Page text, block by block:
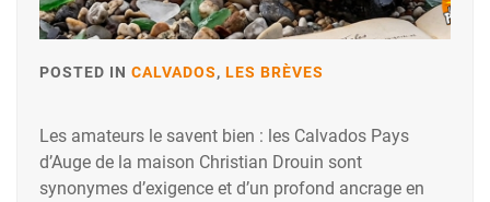
POSTED IN CALVADOS, LES BRÈVES
Les amateurs le savent bien : les Calvados Pays
d’Auge de la maison Christian Drouin sont
synonymes d’exigence et d’un profond ancrage en